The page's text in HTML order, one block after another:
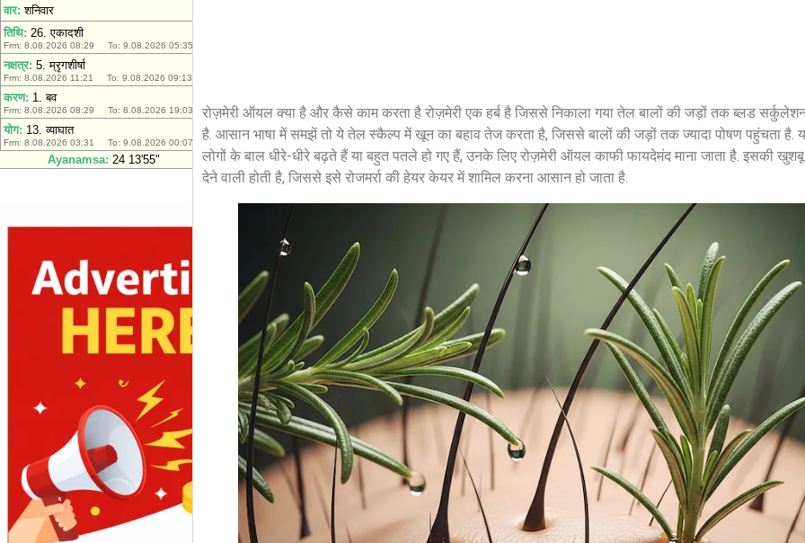
रोज़मेरी ऑयल क्या है और कैसे काम करता है रोज़मेरी एक हर्ब है जिससे निकाला गया तेल बालों की जड़ों तक ब्लड
है. आसान भाषा में समझें तो ये तेल स्कैल्प में खून का बहाव तेज करता है, जिससे बालों की जड़ों तक ज्यादा पोषण पहुंचता है.
लोगों के बाल धीरे-धीरे बढ़ते हैं या बहुत पतले हो गए हैं, उनके लिए रोज़मेरी ऑयल काफी फायदेमंद माना जाता है. इसकी
देने वाली होती है, जिससे इसे रोजमर्रा की हेयर केयर में शामिल करना आसान हो जाता है.